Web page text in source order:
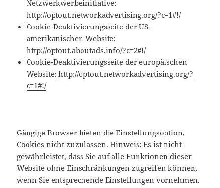
Netzwerkwerbeinitiative:
http://optout.networkadvertising.org/?c=1#!/
Cookie-Deaktivierungsseite der US-
amerikanischen Website:
http://optout.aboutads.info/?c=2#!/
Cookie-Deaktivierungsseite der europäischen
Website:http://optout.networkadvertising.org/?
c=1#!/
Gängige Browser bieten die Einstellungsoption,
Cookies nicht zuzulassen. Hinweis: Es ist nicht
gewährleistet, dass Sie auf alle Funktionen dieser
Website ohne Einschränkungen zugreifen können,
wenn Sie entsprechende Einstellungen vornehmen.